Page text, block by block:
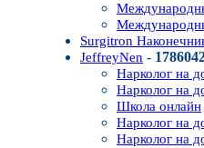
Surgitron
JeffreyNen -
Нарколог на
Нарколог на
Школа онлайн
Нарколог на
Нарколог на